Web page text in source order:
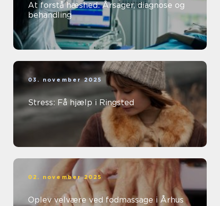
At forstå hæshed: Årsager, diagnose og
behandling
03. november 2025
Stress: Få hjælp i Ringsted
02. november 2025
Oplev velvære ved fodmassage i Århus